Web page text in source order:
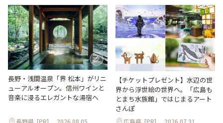
長野・浅間温泉「界 松本」がリニ
ューアルオープン。信州ワインと
音楽に浸るエレガントな湯宿へ
長野県 [PR] 2026.08.05
【チケットプレゼント】水辺の世
界から浮世絵の世界へ。「広島も
とまち水族館」ではじまるアート
さんぽ
広島県 [PR] 2026.07.31